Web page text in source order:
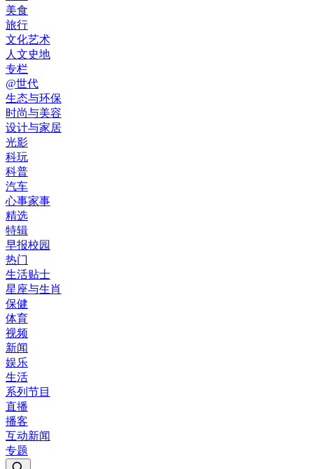
美食
旅行
文化艺术
人文史地
专栏
@世代
生态与环保
时尚与美容
设计与家居
光影
科玩
科普
汽车
心事家事
精选
特辑
早报校园
热门
生活贴士
星座与生肖
保健
体育
视频
新闻
娱乐
生活
系列节目
直播
播客
互动新闻
专题